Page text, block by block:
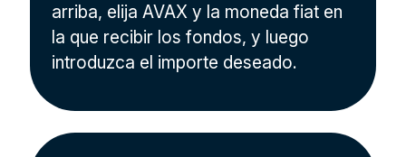
arriba, elija AVAX y la moneda fiat en
la que recibir los fondos, y luego
introduzca el importe deseado.